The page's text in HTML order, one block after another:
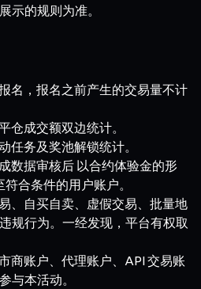
示的规则为准。
名，报名之前产生的交易量不计
仓成交额双边统计。
任务及奖池解锁统计。
数据审核后 以合约体验金的形
合条件的用户账户。
、自买自卖、虚假交易、批量地
规行为。一经发现，平台有权取
商账户、代理账户、API 交易账
与本活动。